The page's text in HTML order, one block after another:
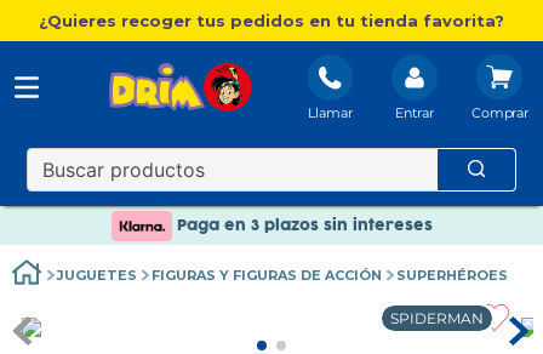
¿Quieres recoger tus pedidos en tu tienda favorita?
Llamar Entrar
Nuevo catálogo Aire Libre
Envío gratis. A partir de 60€(excepto Baleares)
Paga en 3 plazos sin intereses
Paga en 3 plazos sin intereses
JUGUETES FIGURAS Y FIGURAS DE ACCIÓN SUPERHÉROES
SPIDERMAN